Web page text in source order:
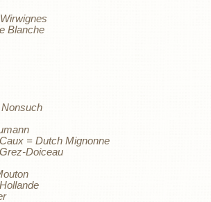
Blanche
= Dutch Mignonne
Doiceau